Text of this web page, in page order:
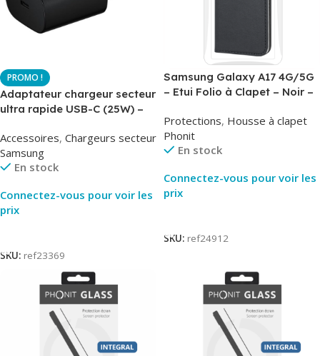
Adaptateur chargeur secteur
ultra rapide USB-C (25W) –
TA800
Accessoires, Chargeurs secteur
Samsung
En stock
Connectez-vous pour voir les
prix
SKU: ref23369
Samsung Galaxy A17 4G/5G
– Etui Folio à Clapet – Noir –
Protections, Housse à clapet
Phonit
En stock
Connectez-vous pour voir les
prix
SKU: ref24912